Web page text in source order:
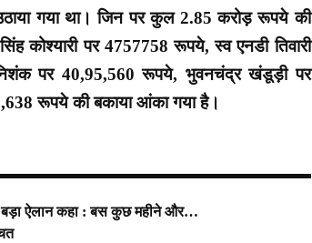
गया था। जिन पर कुल 2.85 करोड़ रूपये की
कोश्यारी पर 4757758 रूपये, स्व एनडी तिवारी
पर 40,95,560 रूपये, भुवनचंद्र खंडूड़ी पर
रूपये की बकाया आंका गया है।
बड़ा ऐलान कहा : बस कुछ महीने और…